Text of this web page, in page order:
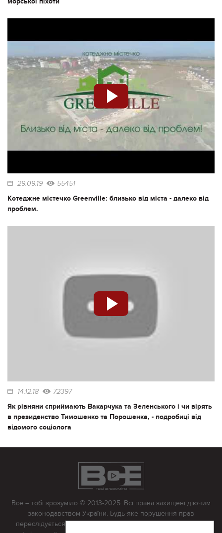
29.09.19 55451
Котеджне містечко Greenville: близько від міста - далеко від
проблем.
14.12.18 72397
Як рівняни сприймають Вакарчука та Зеленського і чи вірять
в президенство Тимошенко та Порошенка, - подробиці від
відомого соціолога
Все – тобі зрозуміло © 2013-2025. Всі права захищені діючим
законодавством України. Будь-яке порушення прав
переслідується в судовому порядку. Будь-яке відтворення